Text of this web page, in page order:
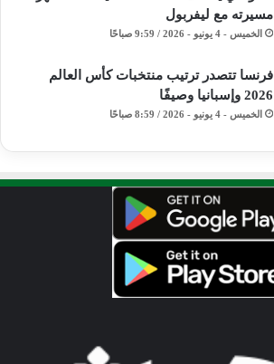
مسيرته مع ليفربول
الخميس - 4 يونيو - 2026 / 9:59 صباحًا
فرنسا تتصدر ترتيب منتخبات كأس العالم
2026 وإسبانيا وصيفًا
الخميس - 4 يونيو - 2026 / 8:59 صباحًا